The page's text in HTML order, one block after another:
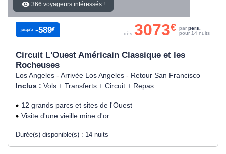
366 voyageurs intéressés !
Circuit L'Ouest Américain Classique et les
Rocheuses
Los Angeles - Arrivée Los Angeles - Retour San Francisco
Inclus : Vols + Transferts + Circuit + Repas
12 grands parcs et sites de l'Ouest
Visite d'une vieille mine d'or
Durée(s) disponible(s) : 14 nuits
jusqu’à -589€
dès 3073€ par pers.
pour 14 nuits